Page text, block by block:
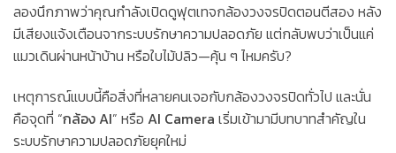
ลองนึกภาพว่าคุณกำลังเปิดดูฟุตเทจกล้องวงจรปิดตอนตีสอง หลัง
มีเสียงแจ้งเตือนจากระบบรักษาความปลอดภัย แต่กลับพบว่าเป็นแค่
แมวเดินผ่านหน้าบ้าน หรือใบไม้ปลิว—คุ้น ๆ ไหมครับ?
เหตุการณ์แบบนี้คือสิ่งที่หลายคนเจอกับกล้องวงจรปิดทั่วไป และนั่น
คือจุดที่ “กล้อง AI” หรือ AI Camera เริ่มเข้ามามีบทบาทสำคัญใน
ระบบรักษาความปลอดภัยยุคใหม่